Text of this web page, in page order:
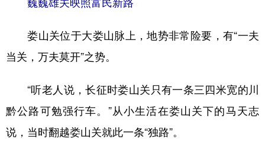
广东 广西 海南 重庆
陕西 甘肃 青海 宁夏
新疆 内蒙古 黑龙江
巍巍雄关映照富民新路
娄山关位于大娄山脉上，地势非常险要，有“一夫
当关，万夫莫开”之势。
“听老人说，长征时娄山关只有一条三四米宽的川
黔公路可勉强行车。”从小生活在娄山关下的马天志
说，当时翻越娄山关就此一条“独路”。